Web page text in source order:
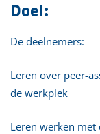
Doel:
De deelnemers:
Leren over peer-
de werkplek
Leren werken met